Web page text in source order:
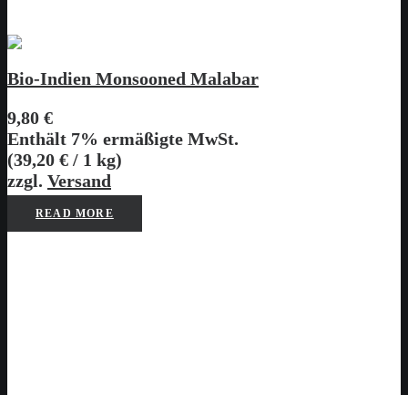
Bio-Indien Monsooned Malabar
9,80 €
Enthält 7% ermäßigte MwSt.
(39,20 € / 1 kg)
zzgl. Versand
READ MORE